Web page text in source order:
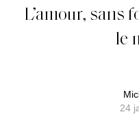
L’amour, sans
le
24